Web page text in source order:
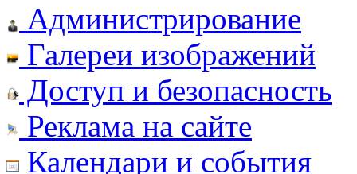
Администрирование
Галереи изображений
Доступ и безопасность
Реклама на сайте
Календари и события